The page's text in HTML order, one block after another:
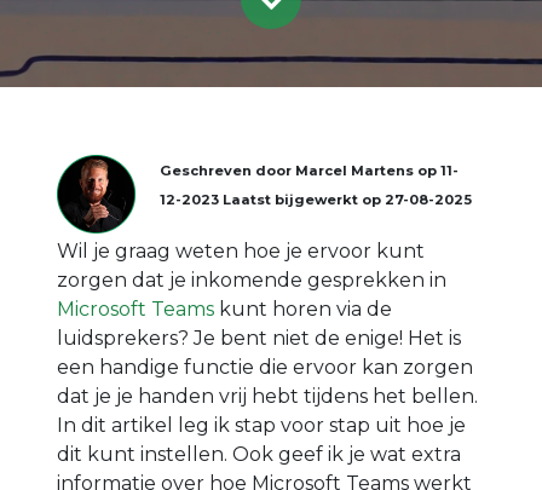
Geschreven door Marcel Martens op 11-
12-2023 Laatst bijgewerkt op 27-08-2025
Wil je graag weten hoe je ervoor kunt
zorgen dat je inkomende gesprekken in
Microsoft Teams kunt horen via de
luidsprekers? Je bent niet de enige! Het is
een handige functie die ervoor kan zorgen
dat je je handen vrij hebt tijdens het bellen.
In dit artikel leg ik stap voor stap uit hoe je
dit kunt instellen. Ook geef ik je wat extra
informatie over hoe Microsoft Teams werkt